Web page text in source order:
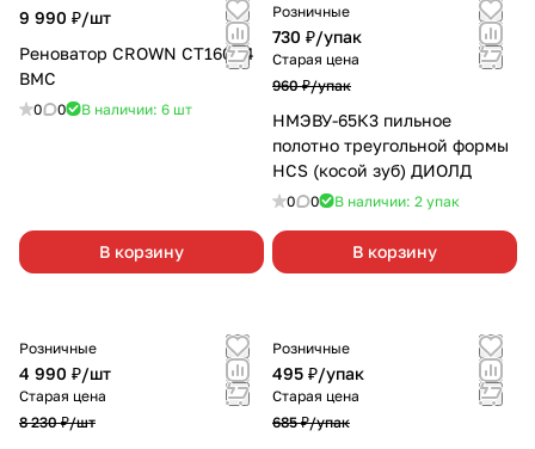
9 990 ₽/шт
Реноватор CROWN СТ16004
ВМС
0 0 В наличии: 6 шт
В корзину
Розничные
730 ₽/упак
Старая цена
960 ₽/упак
НМЭВУ-65К3 пильное
полотно треугольной формы
HCS (косой зуб) ДИОЛД
0 0 В наличии: 2 упак
В корзину
Розничные
4 990 ₽/шт
Старая цена
8 230 ₽/шт
Розничные
495 ₽/упак
Старая цена
685 ₽/упак